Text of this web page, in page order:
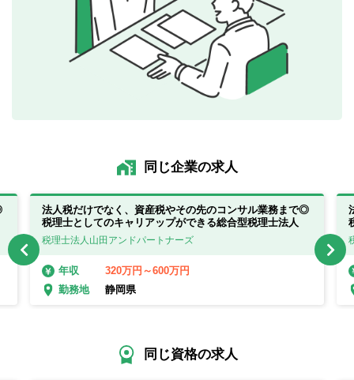
同じ企業の求人
法人税だけでなく、資産税やその先のコンサル業務まで◎
税理士としてのキャリアップができる総合型税理士法人
税理士法人山田アンドパートナーズ
年収
320万円～600万円
勤務地
静岡県
同じ資格の求人